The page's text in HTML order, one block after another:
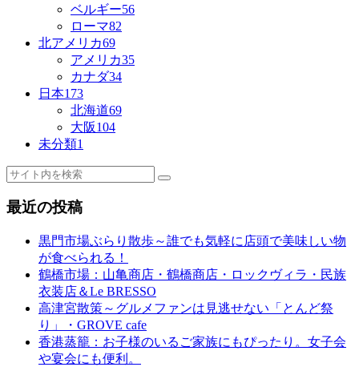
ベルギー56
ローマ82
北アメリカ69
アメリカ35
カナダ34
日本173
北海道69
大阪104
未分類1
最近の投稿
黒門市場ぶらり散歩～誰でも気軽に店頭で美味しい物
が食べられる！
鶴橋市場：山亀商店・鶴橋商店・ロックヴィラ・民族
衣装店＆Le BRESSO
高津宮散策～グルメファンは見逃せない「とんど祭
り」・GROVE cafe
香港蒸籠：お子様のいるご家族にもぴったり。女子会
や宴会にも便利。